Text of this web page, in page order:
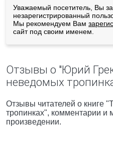
Уважаемый посетитель, Вы
незарегистрированный
Мы рекомендуем Вам
сайт под своим именем.
Отзывы о "Юрий
неведомых
Отзывы читателей о книге
тропинках", комментарии и
произведении.